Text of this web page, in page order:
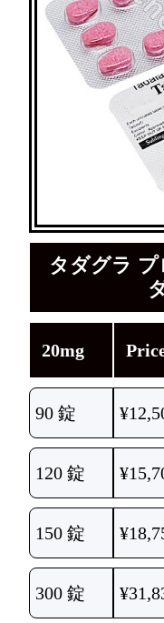
タダグラ
20mg
90 錠 ¥
120 錠 ¥
150 錠 ¥
300 錠 ¥